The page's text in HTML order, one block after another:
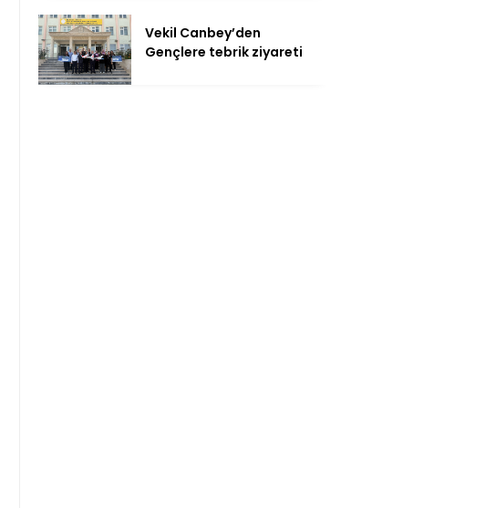
Vekil Canbey’den
Gençlere tebrik ziyareti